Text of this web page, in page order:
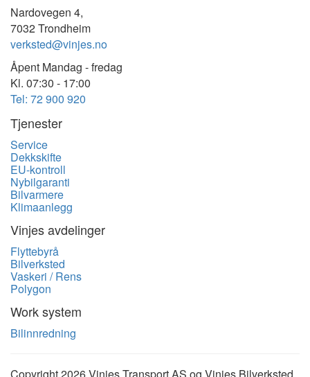
Nardovegen 4,
7032 Trondheim
verksted@vinjes.no
Åpent Mandag - fredag
Kl. 07:30 - 17:00
Tel: 72 900 920
Tjenester
Service
Dekkskifte
EU-kontroll
Nybilgaranti
Bilvarmere
Klimaanlegg
Vinjes avdelinger
Flyttebyrå
Bilverksted
Vaskeri / Rens
Polygon
Work system
Bilinnredning